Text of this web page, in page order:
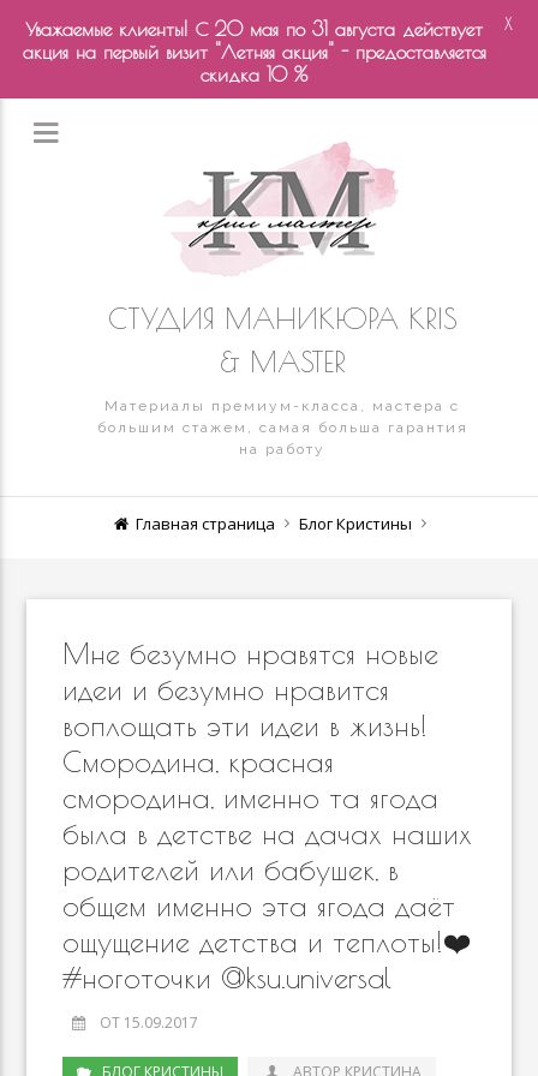
СТУДИЯ МАНИКЮРА KRIS
& MASTER
Материалы премиум-класса, мастера с
большим стажем, самая больша гарантия
на работу
Главная страница Блог Кристины
Мне безумно нравятся новые
идеи и безумно нравится
воплощать эти идеи в жизнь!
Смородина, красная
смородина, именно та ягода
была в детстве на дачах наших
родителей или бабушек, в
общем именно эта ягода даёт
ощущение детства и теплоты!❤️
#ноготочки @ksu.universal
ОТ 15.09.2017
БЛОГ КРИСТИНЫ АВТОР КРИСТИНА
Уважаемые клиенты! С 20 мая по 31 августа действует
акция на первый визит "Летняя акция" - предоставляется
скидка 10 %
X